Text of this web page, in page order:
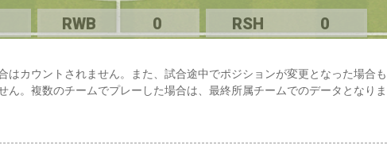
RWB 0 RSH 0
カウントされません。また、試合途中でポジションが変更となった場合
。複数のチームでプレーした場合は、最終所属チームでのデータとなりま